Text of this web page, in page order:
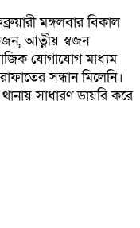
মঙ্গলবার বিকাল
আত্নীয় স্বজন
যোগাযোগ মাধ্যম
সন্ধান মিলেনি।
সাধারণ ডায়রি করে